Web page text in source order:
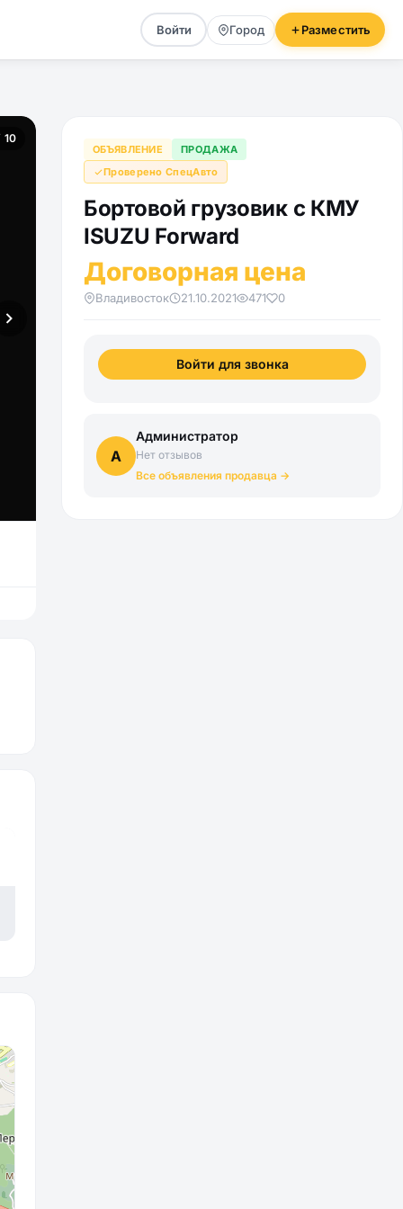
Войти Город Разместить
10
ОБЪЯВЛЕНИЕ
ПРОДАЖА
Проверено СпецАвто
Бортовой грузовик с КМУ
ISUZU Forward
Договорная цена
Владивосток 21.10.2021 471 0
Войти для звонка
А
Администратор
Нет отзывов
Все объявления продавца →